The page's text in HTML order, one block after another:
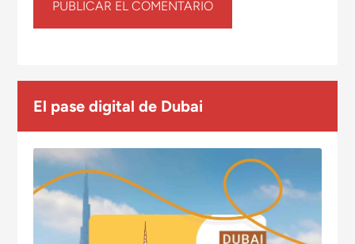
El pase digital de Dubai